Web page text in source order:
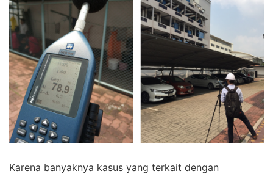
Karena banyaknya kasus yang terkait dengan